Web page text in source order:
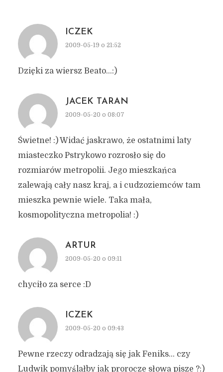
ICZEK
2009-05-19 o 21:52
Dzięki za wiersz Beato…:)
JACEK TARAN
2009-05-20 o 08:07
Świetne! :) Widać jaskrawo, że ostatnimi laty
miasteczko Pstrykowo rozrosło się do
rozmiarów metropolii. Jego mieszkańca
zalewają cały nasz kraj, a i cudzoziemców tam
mieszka pewnie wiele. Taka mała,
kosmopolityczna metropolia! :)
ARTUR
2009-05-20 o 09:11
chyciło za serce :D
ICZEK
2009-05-20 o 09:43
Pewne rzeczy odradzają się jak Feniks… czy
Ludwik pomyślałby jak prorocze słowa pisze ?:)